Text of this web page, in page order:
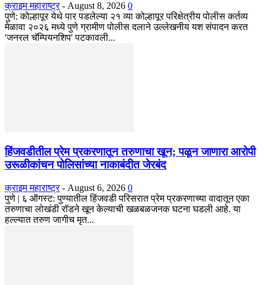
क्राइम महाराष्ट्र - August 8, 2026 0
पुणे: कोल्हापूर येथे पार पडलेल्या २१ व्या कोल्हापूर परिक्षेत्रीय पोलीस कर्तव्य
मेळावा २०२६ मध्ये पुणे ग्रामीण पोलीस दलाने उल्लेखनीय यश संपादन करत
'जनरल चॅम्पियनशिप' पटकावली...
हिंजवडीतील प्रेम प्रकरणातून तरुणाचा खून; पळून जाणारा आरोपी
उरूळीकांचन पोलिसांच्या नाकाबंदीत जेरबंद
क्राइम महाराष्ट्र - August 6, 2026 0
​पुणे | ६ ऑगस्ट: पुण्यातील हिंजवडी परिसरात प्रेम प्रकरणाच्या वादातून एका
तरुणाचा लोखंडी रॉडने खून केल्याची खळबळजनक घटना घडली आहे. या
हल्ल्यात तरुण जागीच मृत...